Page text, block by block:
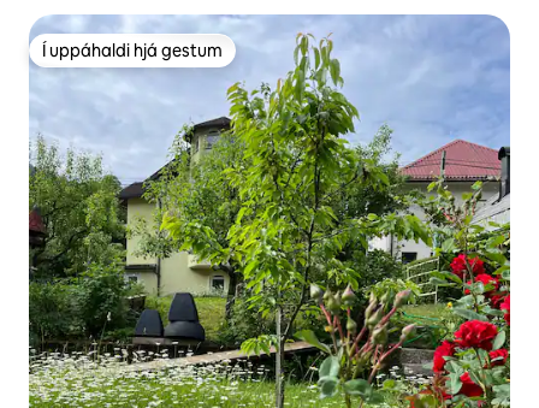
Í uppáhaldi hjá gestum
Í uppáhaldi hjá gestum